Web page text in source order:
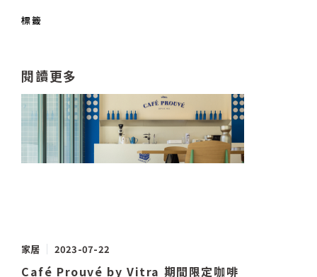
標籤
閱讀更多
家居 2023-07-22
Café Prouvé by Vitra 期間限定咖啡